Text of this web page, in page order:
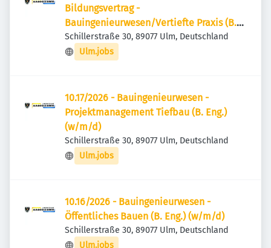
Bildungsvertrag -
Bauingenieurwesen/Vertiefte Praxis (B.
Eng.) (w/m/d)
Schillerstraße 30, 89077 Ulm, Deutschland
Ulm.jobs
10.17/2026 - Bauingenieurwesen -
Projektmanagement Tiefbau (B. Eng.)
(w/m/d)
Schillerstraße 30, 89077 Ulm, Deutschland
Ulm.jobs
10.16/2026 - Bauingenieurwesen -
Öffentliches Bauen (B. Eng.) (w/m/d)
Schillerstraße 30, 89077 Ulm, Deutschland
Ulm.jobs